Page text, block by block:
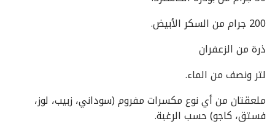
200 جرام من السكر الأبيض.
ذرة من الزعفران
لتر ونصف من الماء.
ملعقتان من أي نوع مكسرات مفروم (سوداني، زبيب، لوز،
فستق، كاجو) حسب الرغبة.